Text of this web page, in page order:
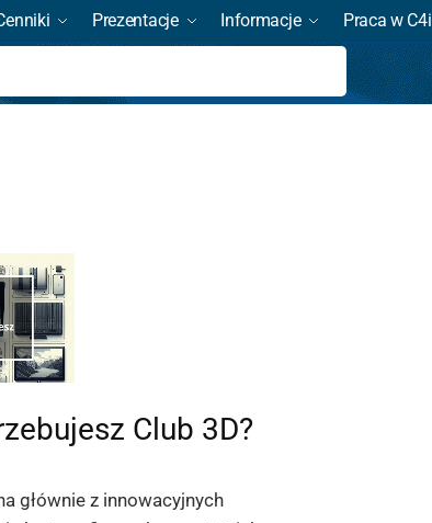
Prezentacje Informacje Praca w C4i
Szukaj
Club 3D?
głównie z innowacyjnych